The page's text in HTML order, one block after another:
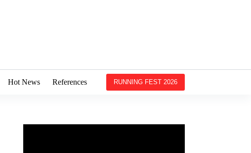
Hot News References RUNNING FEST 2026